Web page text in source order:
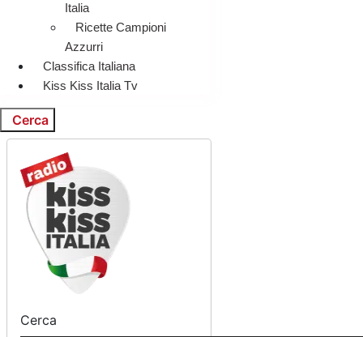
Italia
Ricette Campioni
Azzurri
Classifica Italiana
Kiss Kiss Italia Tv
Cerca
Cerca